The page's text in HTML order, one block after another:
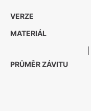
VERZE
MATERIÁL
PRŮMĚR ZÁVITU